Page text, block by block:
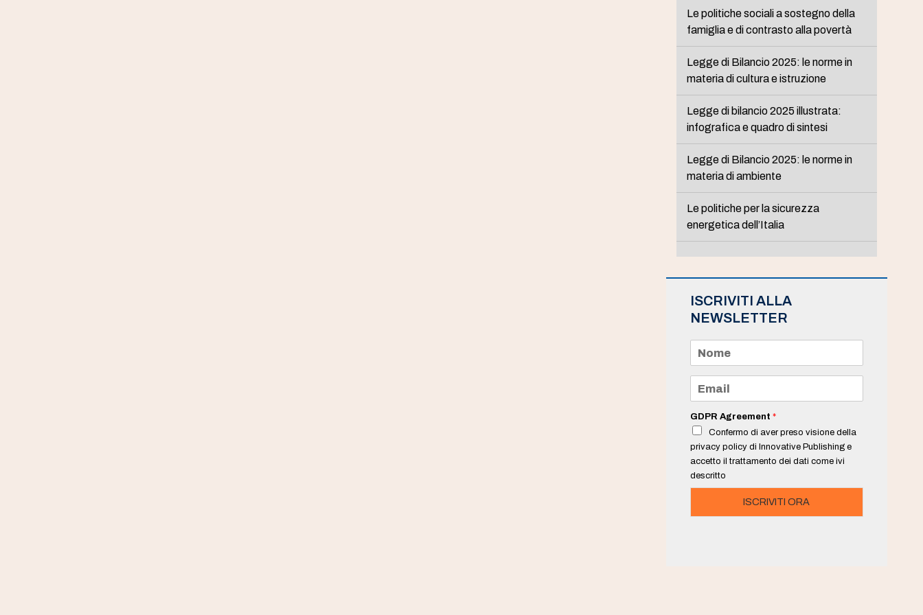
Le politiche sociali a sostegno della
famiglia e di contrasto alla povertà
Legge di Bilancio 2025: le norme in
materia di cultura e istruzione
Legge di bilancio 2025 illustrata:
infografica e quadro di sintesi
Legge di Bilancio 2025: le norme in
materia di ambiente
Le politiche per la sicurezza
energetica dell’Italia
ISCRIVITI ALLA
NEWSLETTER
m
e
a
i
*
GDPR Agreement *
Confermo di aver preso visione della
privacy policy di Innovative Publishing e
accetto il trattamento dei dati come ivi
descritto
ISCRIVITI ORA